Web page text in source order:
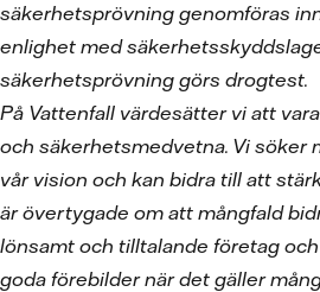
säkerhetsprövning genomföras
enlighet med
säkerhetsprövning görs drogtest.
På Vattenfall värdesätter vi att
och säkerhetsmedvetna. Vi söker
vår vision och kan bidra till att
är övertygade om att mångfald
lönsamt och tilltalande företag
goda förebilder när det gäller